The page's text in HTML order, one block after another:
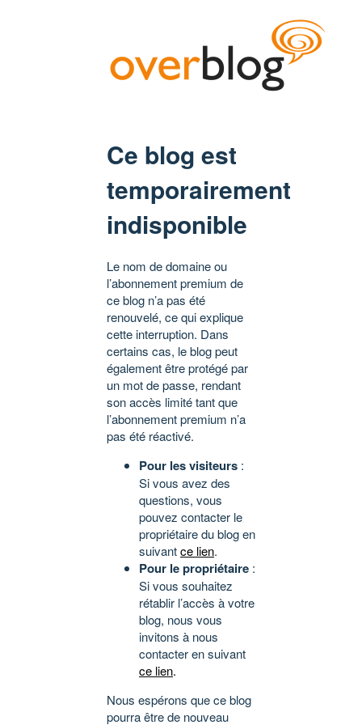
Ce blog est
temporairement
indisponible
Le nom de domaine ou
l’abonnement premium de
ce blog n’a pas été
renouvelé, ce qui explique
cette interruption. Dans
certains cas, le blog peut
également être protégé par
un mot de passe, rendant
son accès limité tant que
l’abonnement premium n’a
pas été réactivé.
Pour les visiteurs :
Si vous avez des
questions, vous
pouvez contacter le
propriétaire du blog en
suivantce lien.
Pour le propriétaire :
Si vous souhaitez
rétablir l’accès à votre
blog, nous vous
invitons à nous
contacter en suivant
ce lien.
Nous espérons que ce blog
pourra être de nouveau